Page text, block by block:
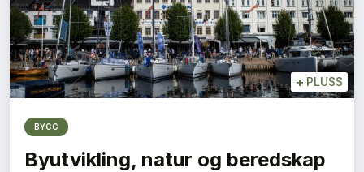
+ PLUSS
BYGG
Byutvikling, natur og beredskap